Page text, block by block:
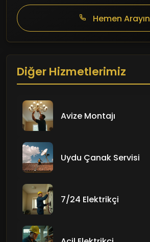
Hemen Arayın
Diğer Hizmetlerimiz
Avize Montajı
Uydu Çanak Servisi
7/24 Elektrikçi